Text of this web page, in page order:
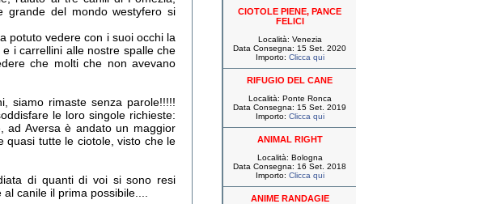
grande del mondo westyfero si
potuto vedere con i suoi occhi la
i carrellini alle nostre spalle che
che molti che non avevano
siamo rimaste senza parole!!!!!
le loro singole richieste:
ad Aversa è andato un maggior
quasi tutte le ciotole, visto che le
di quanti di voi si sono resi
canile il prima possibile....
CIOTOLE PIENE, PANCE
FELICI
Località: Venezia
Data Consegna: 15 Set. 2020
Importo: Clicca qui
RIFUGIO DEL CANE
Località: Ponte Ronca
Data Consegna: 15 Set. 2019
Importo: Clicca qui
ANIMAL RIGHT
Località: Bologna
Data Consegna: 16 Set. 2018
Importo: Clicca qui
ANIME RANDAGIE